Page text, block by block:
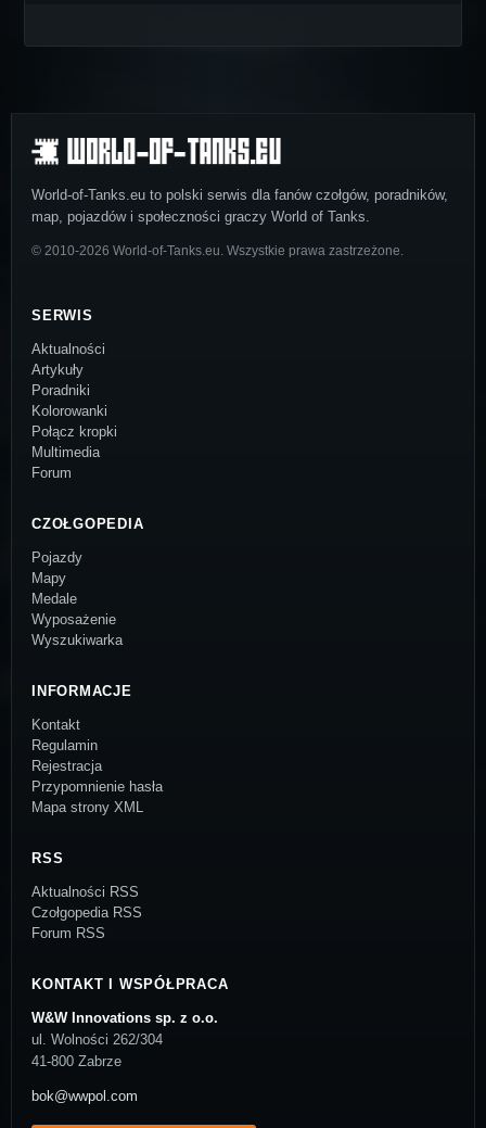
World-of-Tanks.eu to polski serwis dla fanów czołgów, poradników,
map, pojazdów i społeczności graczy World of Tanks.
© 2010-2026 World-of-Tanks.eu. Wszystkie prawa zastrzeżone.
SERWIS
Aktualności
Artykuły
Poradniki
Kolorowanki
Połącz kropki
Multimedia
Forum
CZOŁGOPEDIA
Pojazdy
Mapy
Medale
Wyposażenie
Wyszukiwarka
INFORMACJE
Kontakt
Regulamin
Rejestracja
Przypomnienie hasła
Mapa strony XML
RSS
Aktualności RSS
Czołgopedia RSS
Forum RSS
KONTAKT I WSPÓŁPRACA
W&W Innovations sp. z o.o.
ul. Wolności 262/304
41-800 Zabrze
bok@wwpol.com